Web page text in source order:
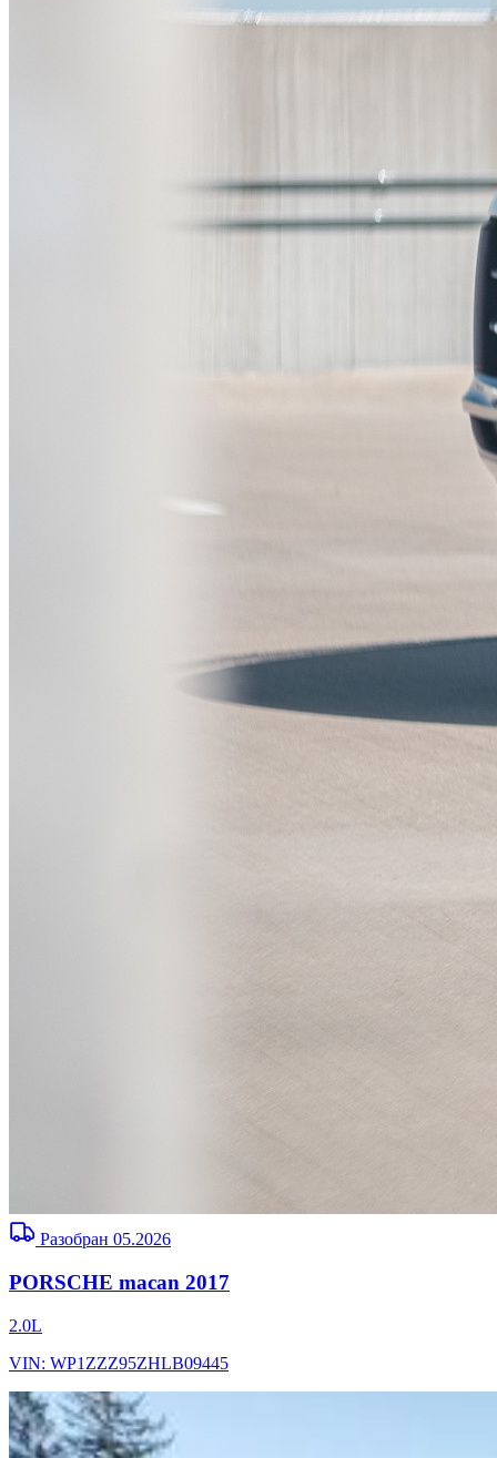
Разобран 05.2026
PORSCHE macan 2017
2.0L
VIN: WP1ZZZ95ZHLB09445